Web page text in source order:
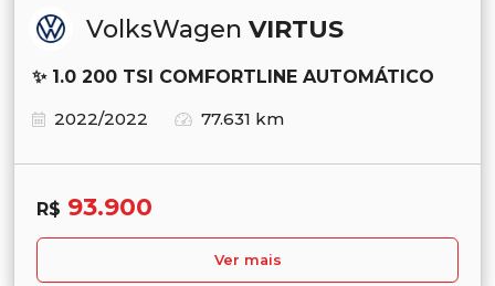
VolksWagen VIRTUS
✨ 1.0 200 TSI COMFORTLINE AUTOMÁTICO
2022/2022
77.631 km
R$ 93.900
Ver mais